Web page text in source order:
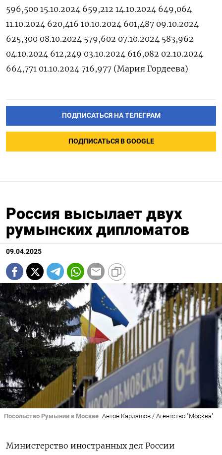
596,500 15.10.2024 659,212 14.10.2024 649,064
11.10.2024 620,416 10.10.2024 601,487 09.10.2024
625,300 08.10.2024 579,602 07.10.2024 583,962
04.10.2024 612,249 03.10.2024 616,082 02.10.2024
664,771 01.10.2024 716,977 (Мария Гордеева)
ПОДПИСАТЬСЯ НА ТЕЛЕГРАМ
ПОДПИСАТЬСЯ В GOOGLE
Россия высылает двух
румынских дипломатов
09.04.2025
Посольство Румынии в Москве Антон Кардашов / Агентство "Москва"
Министерство иностранных дел России